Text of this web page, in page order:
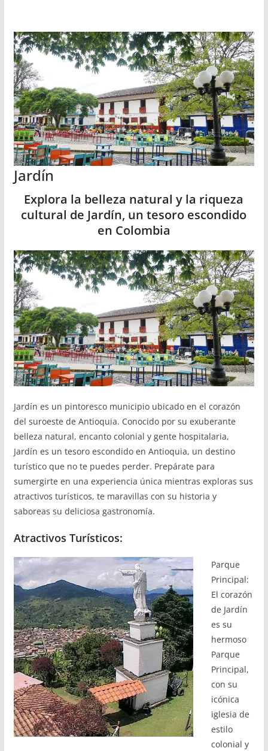
Jardín
Explora la belleza natural y la riqueza
cultural de Jardín, un tesoro escondido
en Colombia
Jardín es un pintoresco municipio ubicado en el corazón
del suroeste de Antioquia. Conocido por su exuberante
belleza natural, encanto colonial y gente hospitalaria,
Jardín es un tesoro escondido en Antioquia, un destino
turístico que no te puedes perder. Prepárate para
sumergirte en una experiencia única mientras exploras sus
atractivos turísticos, te maravillas con su historia y
saboreas su deliciosa gastronomía.
Atractivos Turísticos:
Parque
Principal:
El corazón
de Jardín
es su
hermoso
Parque
Principal,
con su
icónica
iglesia de
estilo
colonial y